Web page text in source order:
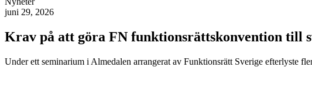
juni 29, 2026
Krav på att göra FN funktionsrättskonvention till
Under ett seminarium i Almedalen arrangerat av Funktionsrätt Sverige efterlyste